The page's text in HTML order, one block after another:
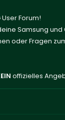
Forum!
Samsung und
oder Fragen
offizielles